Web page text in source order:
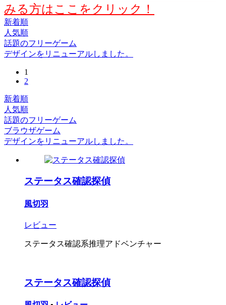
みる方はここをクリック！
新着順
人気順
話題のフリーゲーム
デザインをリニューアルしました。
1
2
新着順
人気順
話題のフリーゲーム
ブラウザゲーム
デザインをリニューアルしました。
ステータス確認探偵
風切羽
レビュー
ステータス確認系推理アドベンチャー
ステータス確認探偵